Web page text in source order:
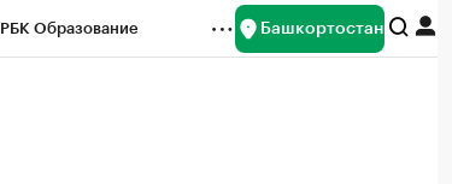
РБК Образование Башкортостан